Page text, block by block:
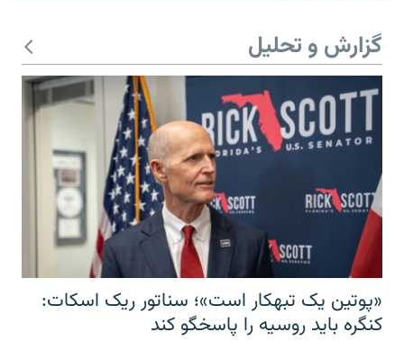
گزارش و تحلیل
«پوتین یک تبهکار است»؛ سناتور ریک اسکات:
کنگره باید روسیه را پاسخگو کند